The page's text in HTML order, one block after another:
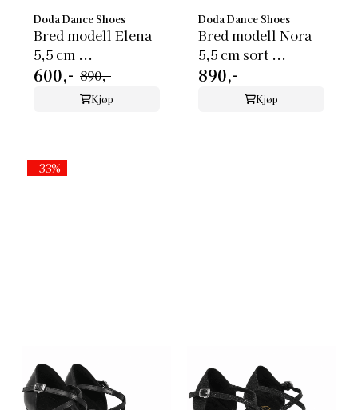
Doda Dance Shoes
Bred modell Elena
5,5 cm ...
600,- 890,-
Kjøp
Doda Dance Shoes
Bred modell Nora
5,5 cm sort ...
890,-
Kjøp
-33%